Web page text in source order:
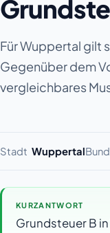
Für Wuppertal gilt
Gegenüber dem
vergleichbares
Stadt Wuppertal
KURZANTWORT
Grundsteuer B